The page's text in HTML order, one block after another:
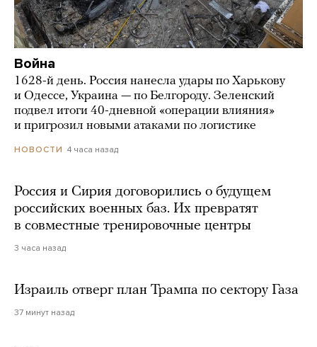
Война
1628-й день. Россия нанесла удары по Харькову
и Одессе, Украина — по Белгороду. Зеленский
подвел итоги 40-дневной «операции влияния»
и пригрозил новыми атаками по логистике
НОВОСТИ 4 часа назад
Россия и Сирия договорились о будущем
российских военных баз. Их превратят
в совместные тренировочные центры
3 часа назад
Израиль отверг план Трампа по сектору Газа
37 минут назад